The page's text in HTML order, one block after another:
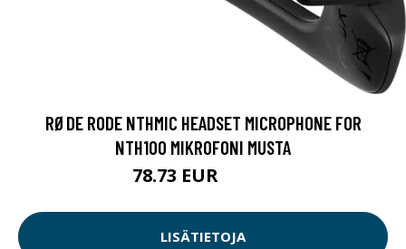
RØDE RODE NTHMIC HEADSET MICROPHONE FOR
NTH100 MIKROFONI MUSTA
78.73 EUR
LISÄTIETOJA